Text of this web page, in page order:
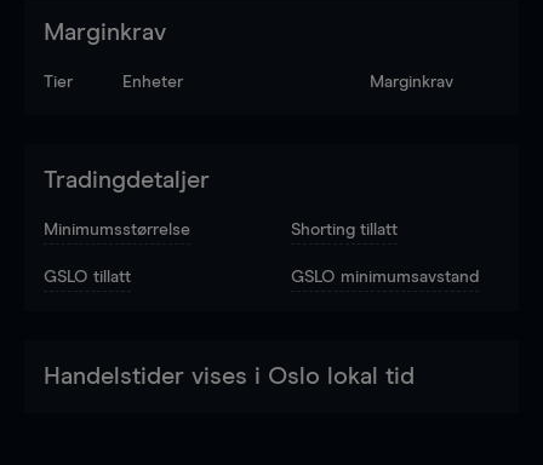
Marginkrav
Tier Enheter Marginkrav
Tradingdetaljer
Minimumsstørrelse Shorting tillatt
GSLO tillatt GSLO minimumsavstand
Handelstider vises i Oslo lokal tid